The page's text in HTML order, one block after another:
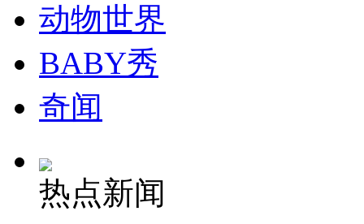
纽约上演“枕头大战”
动物世界
BABY秀
奇闻
热点新闻